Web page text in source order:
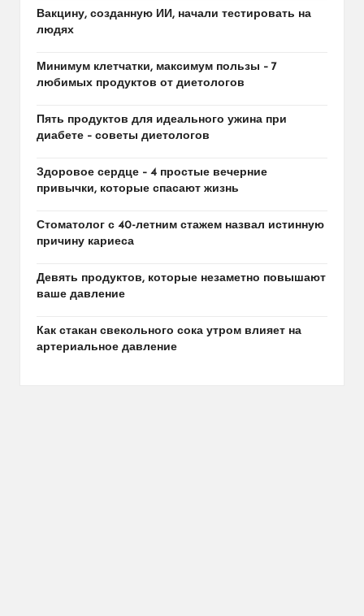
Вакцину, созданную ИИ, начали тестировать на
людях
Минимум клетчатки, максимум пользы – 7
любимых продуктов от диетологов
Пять продуктов для идеального ужина при
диабете – советы диетологов
Здоровое сердце – 4 простые вечерние
привычки, которые спасают жизнь
Стоматолог с 40-летним стажем назвал истинную
причину кариеса
Девять продуктов, которые незаметно повышают
ваше давление
Как стакан свекольного сока утром влияет на
артериальное давление